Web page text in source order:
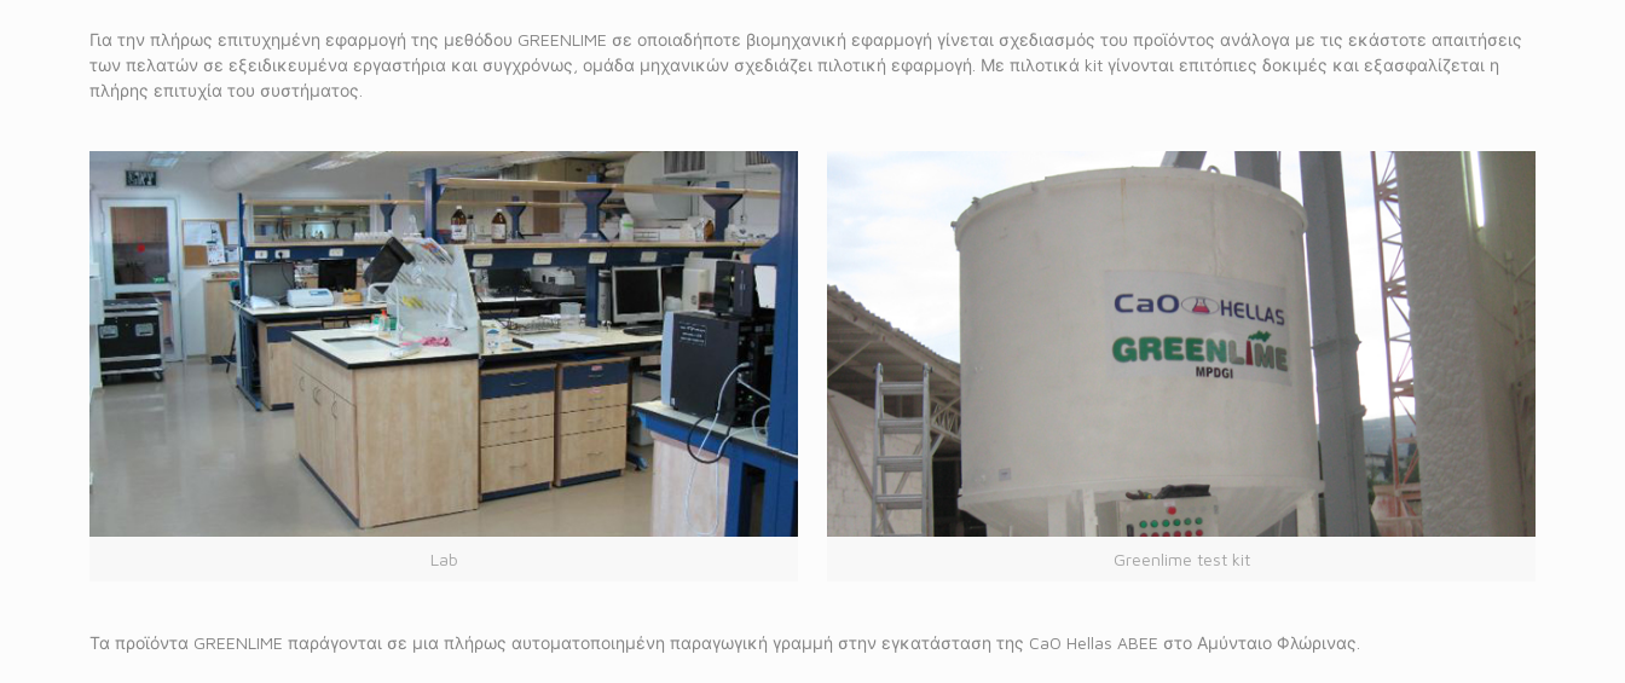
Για την πλήρως επιτυχημένη εφαρμογή της μεθόδου GREENLIME σε οποιαδήποτε βιομηχανική εφαρμογή γίνεται σχεδιασμός του προϊόντος ανάλογα με τις εκάστοτε απαιτήσεις
των πελατών σε εξειδικευμένα εργαστήρια και συγχρόνως, ομάδα μηχανικών σχεδιάζει πιλοτική εφαρμογή. Με πιλοτικά kit γίνονται επιτόπιες δοκιμές και εξασφαλίζεται η
πλήρης επιτυχία του συστήματος.
Lab Greenlime test kit
Τα προϊόντα GREENLIME παράγονται σε μια πλήρως αυτοματοποιημένη παραγωγική γραμμή στην εγκατάσταση της CaO Hellas ABEE στο Αμύνταιο Φλώρινας.